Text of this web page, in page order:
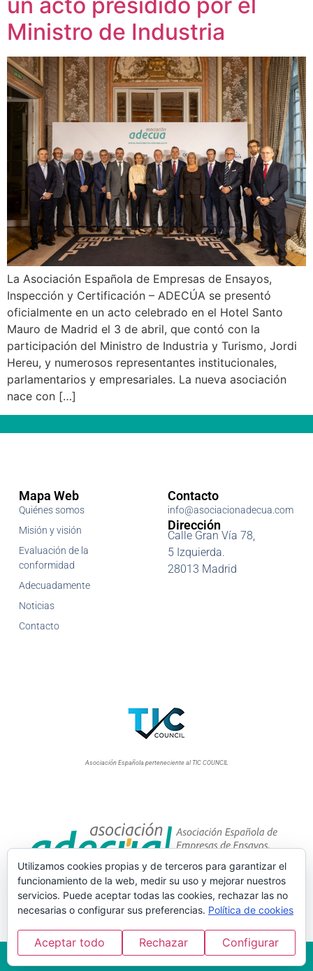
un acto presidido por el
Ministro de Industria
La Asociación Española de Empresas de Ensayos,
Inspección y Certificación – ADECÚA se presentó
oficialmente en un acto celebrado en el Hotel Santo
Mauro de Madrid el 3 de abril, que contó con la
participación del Ministro de Industria y Turismo, Jordi
Hereu, y numerosos representantes institucionales,
parlamentarios y empresariales. La nueva asociación
nace con […]
Mapa Web
Quiénes somos
Misión y visión
Evaluación de la
conformidad
Adecuadamente
Noticias
Contacto
Contacto
info@asociacionadecua.com
Dirección
Calle Gran Vía 78,
5 Izquierda.
28013 Madrid
Asociación Española perteneciente al TIC COUNCIL
© Todos los derechos reservados.
Utilizamos cookies propias y de terceros para garantizar el
funcionamiento de la web, medir su uso y mejorar nuestros
servicios. Puede aceptar todas las cookies, rechazar las no
necesarias o configurar sus preferencias. Política de cookies
Aceptar todo Rechazar Configurar